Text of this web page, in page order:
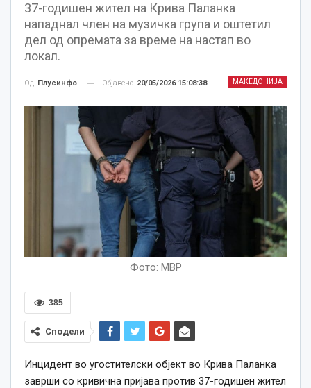
37-годишен жител на Крива Паланка
нападнал член на музичка група и оштетил
дел од опремата за време на настап во
локал.
МАКЕДОНИЈА
Од Плусинфо Објавено 20/05/2026 15:08:38
Фото: МВР
385
Сподели
Инцидент во угостителски објект во Крива Паланка
заврши со кривична пријава против 37-годишен жител